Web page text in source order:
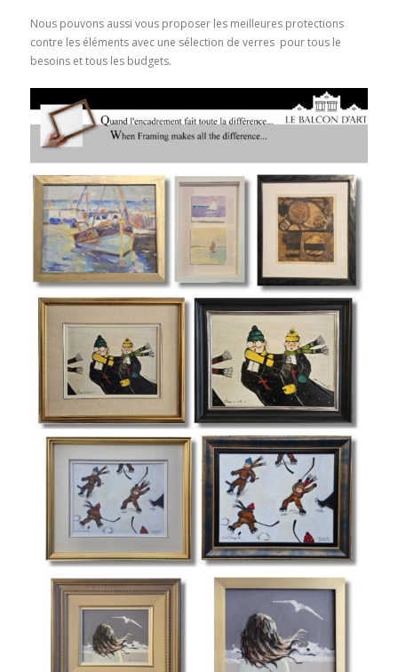
Nous pouvons aussi vous proposer les meilleures protections
contre les éléments avec une sélection de verres pour tous le
besoins et tous les budgets.